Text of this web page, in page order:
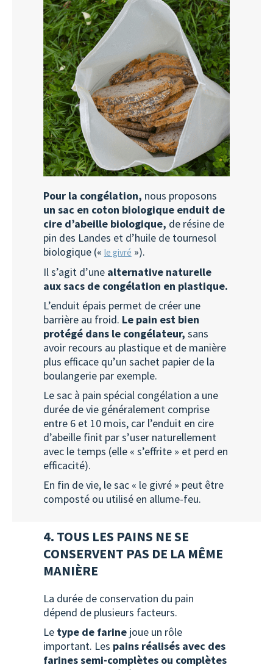
Pour la congélation, nous proposons
un sac en coton biologique enduit de
cire d’abeille biologique, de résine de
pin des Landes et d’huile de tournesol
biologique (« le givré »).
Il s’agit d’une alternative naturelle
aux sacs de congélation en plastique.
L’enduit épais permet de créer une
barrière au froid. Le pain est bien
protégé dans le congélateur, sans
avoir recours au plastique et de manière
plus efficace qu’un sachet papier de la
boulangerie par exemple.
Le sac à pain spécial congélation a une
durée de vie généralement comprise
entre 6 et 10 mois, car l’enduit en cire
d’abeille finit par s’user naturellement
avec le temps (elle « s’effrite » et perd en
efficacité).
En fin de vie, le sac « le givré » peut être
composté ou utilisé en allume-feu.
4. TOUS LES PAINS NE SE
CONSERVENT PAS DE LA MÊME
MANIÈRE
La durée de conservation du pain
dépend de plusieurs facteurs.
Letype de farinejoue un rôle
important. Les pains réalisés avec des
farines semi-complètes ou complètes